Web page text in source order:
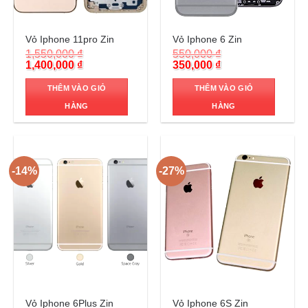
Trả góp 0%
Vỏ Iphone 11pro Zin
1,550,000₫
Original
price
was:
1,400,000 ₫Current
is:
THÊM VÀO GIỎ
HÀNG
Trả góp 0%
Vỏ Iphone 6 Zin
550,000₫
Original
price
was:
350,000 ₫Current
is:
THÊM VÀO GIỎ
HÀNG
-14%
Vỏ Iphone 6Plus Zin
-27%
Vỏ Iphone 6S Zin